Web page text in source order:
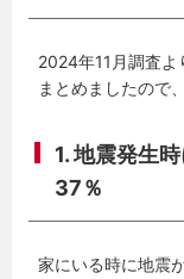
2024年11月調査よ
まとめましたので
1. 地震発生
37％
家にいる時に地震